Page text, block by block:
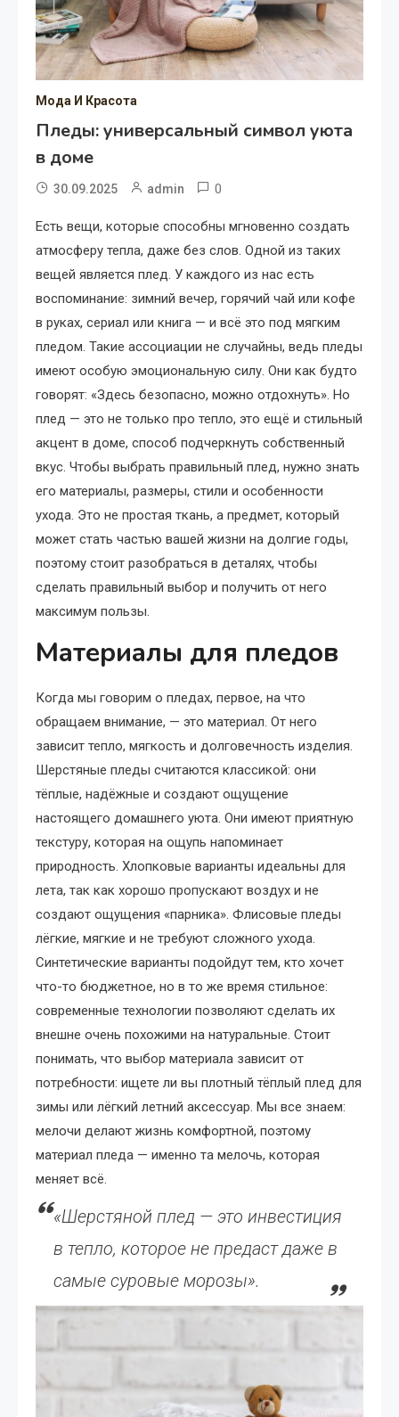
Мода И Красота
Пледы: универсальный символ уюта
в доме
30.09.2025 admin 0
Есть вещи, которые способны мгновенно создать
атмосферу тепла, даже без слов. Одной из таких
вещей является плед. У каждого из нас есть
воспоминание: зимний вечер, горячий чай или кофе
в руках, сериал или книга — и всё это под мягким
пледом. Такие ассоциации не случайны, ведь пледы
имеют особую эмоциональную силу. Они как будто
говорят: «Здесь безопасно, можно отдохнуть». Но
плед — это не только про тепло, это ещё и стильный
акцент в доме, способ подчеркнуть собственный
вкус. Чтобы выбрать правильный плед, нужно знать
его материалы, размеры, стили и особенности
ухода. Это не простая ткань, а предмет, который
может стать частью вашей жизни на долгие годы,
поэтому стоит разобраться в деталях, чтобы
сделать правильный выбор и получить от него
максимум пользы.
Материалы для пледов
Когда мы говорим о пледах, первое, на что
обращаем внимание, — это материал. От него
зависит тепло, мягкость и долговечность изделия.
Шерстяные пледы считаются классикой: они
тёплые, надёжные и создают ощущение
настоящего домашнего уюта. Они имеют приятную
текстуру, которая на ощупь напоминает
природность. Хлопковые варианты идеальны для
лета, так как хорошо пропускают воздух и не
создают ощущения «парника». Флисовые пледы
лёгкие, мягкие и не требуют сложного ухода.
Синтетические варианты подойдут тем, кто хочет
что-то бюджетное, но в то же время стильное:
современные технологии позволяют сделать их
внешне очень похожими на натуральные. Стоит
понимать, что выбор материала зависит от
потребности: ищете ли вы плотный тёплый плед для
зимы или лёгкий летний аксессуар. Мы все знаем:
мелочи делают жизнь комфортной, поэтому
материал пледа — именно та мелочь, которая
меняет всё.
«Шерстяной плед — это инвестиция
в тепло, которое не предаст даже в
самые суровые морозы».